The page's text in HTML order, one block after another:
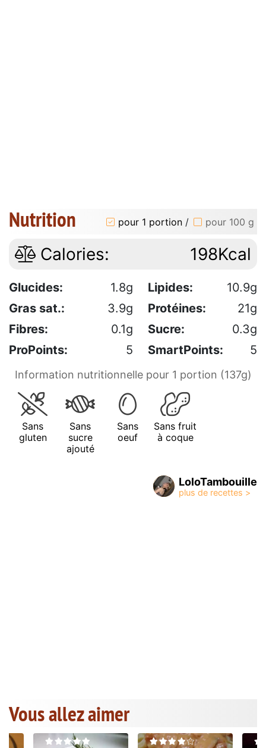
Nutrition pour 1 portion / pour 100 g
Calories: 198Kcal
Glucides: 1.8g Lipides:
10.9g
Gras sat.:
3.9g Protéines:
21g
Fibres:
0.1g Sucre:
0.3g
ProPoints:
5 SmartPoints: 5
Information nutritionnelle pour 1 portion (137g)
Sans
gluten
Sans
sucre
ajouté
Sans
oeuf
Sans fruit
à coque
LoloTambouille
Vous allez aimer